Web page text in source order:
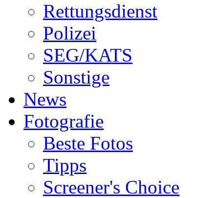
Rettungsdienst
Polizei
SEG/KATS
Sonstige
News
Fotografie
Beste Fotos
Tipps
Screener's Choice